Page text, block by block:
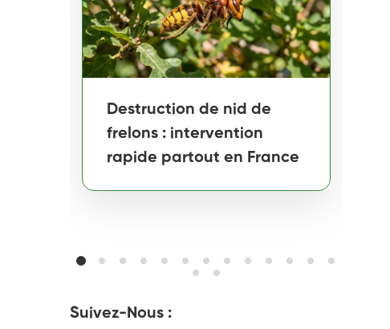
Destruction de nid de
frelons : intervention
rapide partout en France
Suivez-Nous :